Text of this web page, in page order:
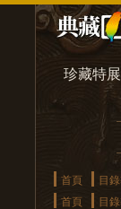
珍藏特展
首頁 目
首頁
目